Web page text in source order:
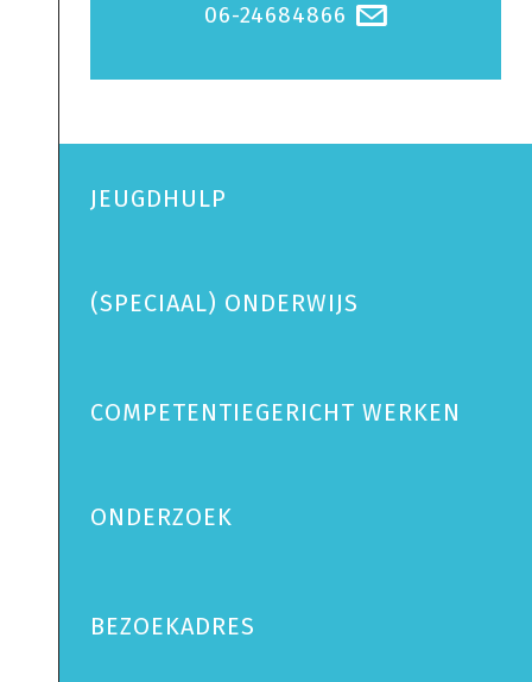
06-24684866
@
JEUGDHULP
(SPECIAAL) ONDERWIJS
COMPETENTIEGERICHT WERKEN
ONDERZOEK
BEZOEKADRES